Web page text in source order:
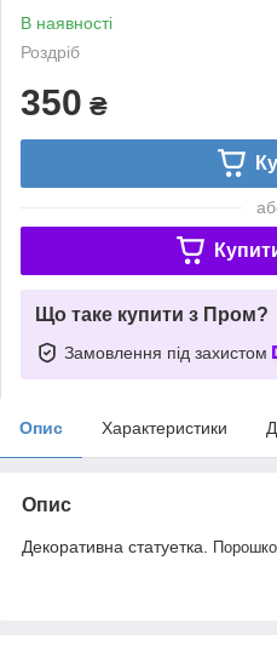
В наявності
Роздріб
350 ₴
Що таке купити з Пром?
Замовлення під захистом
Опис Характеристики
Опис
Декоративна статуетка.